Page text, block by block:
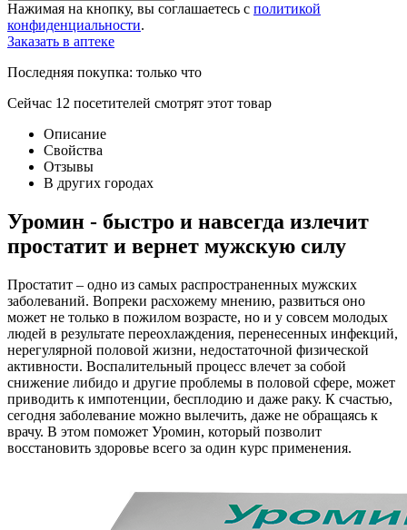
Нажимая на кнопку, вы соглашаетесь с политикой
конфиденциальности.
Заказать в аптеке
Последняя покупка: только что
Сейчас 12 посетителей смотрят этот товар
Описание
Свойства
Отзывы
В других городах
Уромин - быстро и навсегда излечит
простатит и вернет мужскую силу
Простатит – одно из самых распространенных мужских
заболеваний. Вопреки расхожему мнению, развиться оно
может не только в пожилом возрасте, но и у совсем молодых
людей в результате переохлаждения, перенесенных инфекций,
нерегулярной половой жизни, недостаточной физической
активности. Воспалительный процесс влечет за собой
снижение либидо и другие проблемы в половой сфере, может
приводить к импотенции, бесплодию и даже раку. К счастью,
сегодня заболевание можно вылечить, даже не обращаясь к
врачу. В этом поможет Уромин, который позволит
восстановить здоровье всего за один курс применения.